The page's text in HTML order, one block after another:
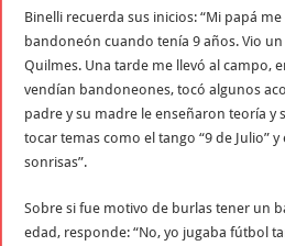
Binelli recuerda sus inicios: “Mi papá
bandoneón cuando tenía 9 años. Vio un
Quilmes. Una tarde me llevó al campo,
vendían bandoneones, tocó algunos
padre y su madre le enseñaron teoría y
tocar temas como el tango “9 de Julio” y
sonrisas”.
Sobre si fue motivo de burlas tener un
edad, responde: “No, yo jugaba fútbol